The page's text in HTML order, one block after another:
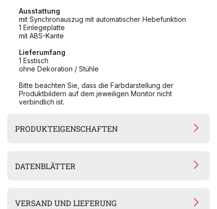
Ausstattung
mit Synchronauszug mit automatischer Hebefunktion
1 Einlegeplatte
mit ABS-Kante
Lieferumfang
1 Esstisch
ohne Dekoration / Stühle
Bitte beachten Sie, dass die Farbdarstellung der
Produktbildern auf dem jeweiligen Monitor nicht
verbindlich ist.
PRODUKTEIGENSCHAFTEN
DATENBLÄTTER
VERSAND UND LIEFERUNG